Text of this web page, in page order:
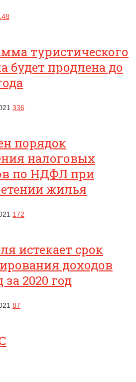
туристического
будет продлена до
336
порядок
налоговых
по НДФЛ при
жилья
172
истекает срок
доходов
2020 год
87